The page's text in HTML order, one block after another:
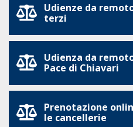
Udienze da
terzi
Udienza da
Pace di Chiavari
Prenotazione
le cancellerie